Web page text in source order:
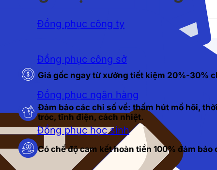
Đồng phục công ty
Đồng phục công sở
Đồng phục ngân hàng
Đồng phục học sinh
Giá gốc ngay từ xưởng tiết kiệm 20%-30%
Đảm bảo các chỉ số về: thấm hút mồ hôi,
tróc, tĩnh điện, cách nhiệt.
Có chế độ cam kết hoàn tiền 100% đảm